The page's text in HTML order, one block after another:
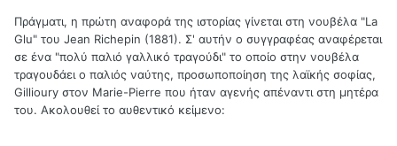
Πράγματι, η πρώτη αναφορά της ιστορίας γίνεται στη νουβέλα "La
Glu" του Jean Richepin (1881). Σ' αυτήν ο συγγραφέας αναφέρεται
σε ένα "πολύ παλιό γαλλικό τραγούδι" το οποίο στην νουβέλα
τραγουδάει ο παλιός ναύτης, προσωποποίηση της λαϊκής σοφίας,
Gillioury στον Marie-Pierre που ήταν αγενής απέναντι στη μητέρα
του. Ακολουθεί το αυθεντικό κείμενο: